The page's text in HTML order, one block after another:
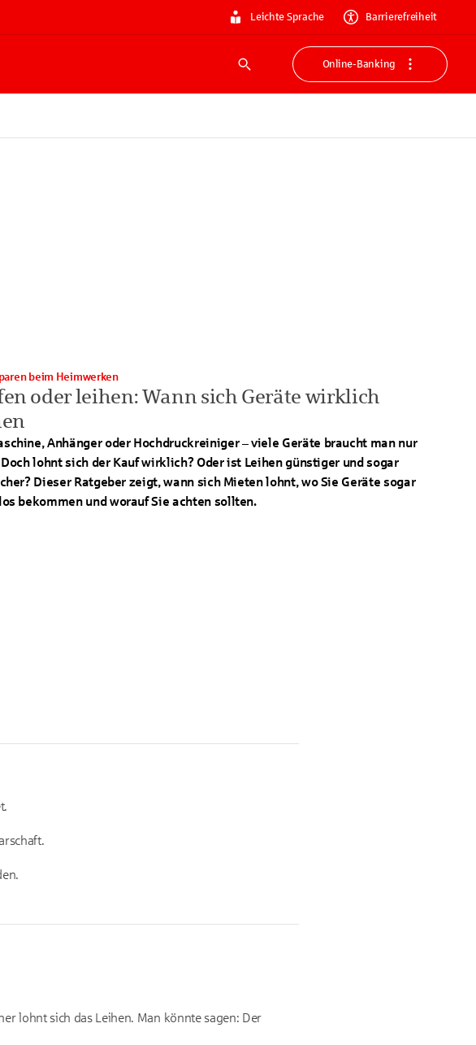
Leichte Sprache Barrierefreiheit
Suche
Online-Banking
oder leihen: Wann sich Geräte wirklich
beim Heimwerken
Anhänger oder Hochdruckreiniger – viele Geräte braucht man nur
lohnt sich der Kauf wirklich? Oder ist Leihen günstiger und sogar
Dieser Ratgeber zeigt, wann sich Mieten lohnt, wo Sie Geräte sogar
bekommen und worauf Sie achten sollten.
lohnt sich das Leihen. Man könnte sagen: Der